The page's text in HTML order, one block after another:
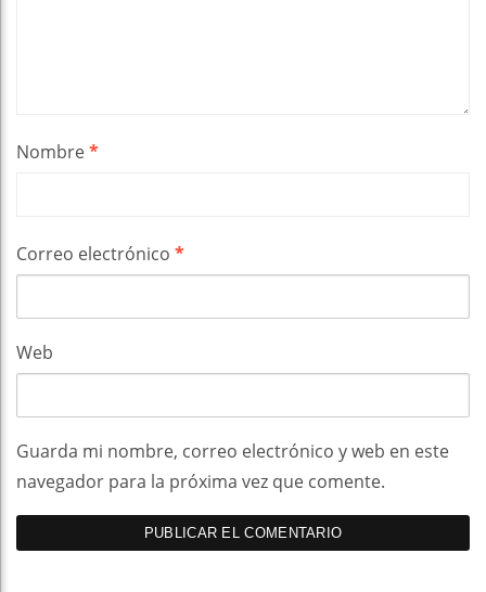
Nombre*
Correo electrónico *
Web
Guarda mi nombre, correo electrónico y web en este
navegador para la próxima vez que comente.